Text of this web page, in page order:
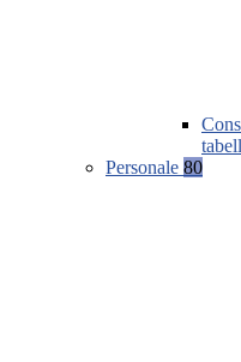
Personale 80